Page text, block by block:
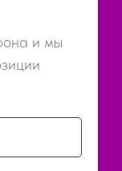
и мы